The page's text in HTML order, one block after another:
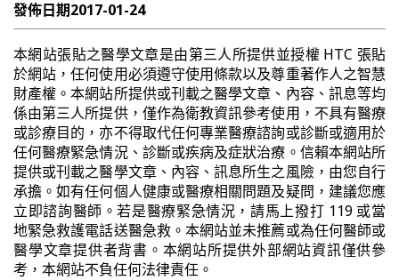
發佈日期2017-01-24
本網站張貼之醫學文章是由第三人所提供並授權 HTC 張貼
於網站，任何使用必須遵守使用條款以及尊重著作人之智慧
財產權。本網站所提供或刊載之醫學文章、內容、訊息等均
係由第三人所提供，僅作為衛教資訊參考使用，不具有醫療
或診療目的，亦不得取代任何專業醫療諮詢或診斷或適用於
任何醫療緊急情況、診斷或疾病及症狀治療。信賴本網站所
提供或刊載之醫學文章、內容、訊息所生之風險，由您自行
承擔。如有任何個人健康或醫療相關問題及疑問，建議您應
立即諮詢醫師。若是醫療緊急情況，請馬上撥打 119 或當
地緊急救護電話送醫急救。本網站並未推薦或為任何醫師或
醫學文章提供者背書。本網站所提供外部網站資訊僅供參
考，本網站不負任何法律責任。